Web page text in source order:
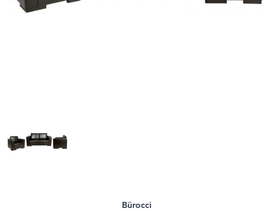
Bürocci